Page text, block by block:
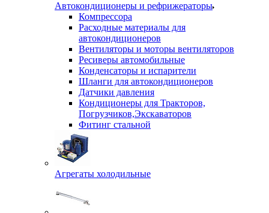
Автокондиционеры и рефрижераторы
Компрессора
Расходные материалы для
автокондиционеров
Вентиляторы и моторы вентиляторов
Ресиверы автомобильные
Конденсаторы и испарители
Шланги для автокондиционеров
Датчики давления
Кондиционеры для Тракторов,
Погрузчиков,Экскаваторов
Фитинг стальной
Агрегаты холодильные